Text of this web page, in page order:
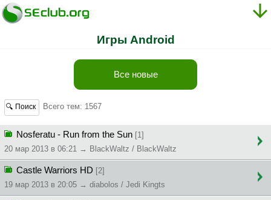
Игры Android
Все новые
🔍 Поиск Всего тем: 1567
Nosferatu - Run from the Sun [1]
20 мар 2013 в 06:21 → BlackWaltz / BlackWaltz
Castle Warriors HD [2]
19 мар 2013 в 20:05 → diabolos / Jedi Kingts